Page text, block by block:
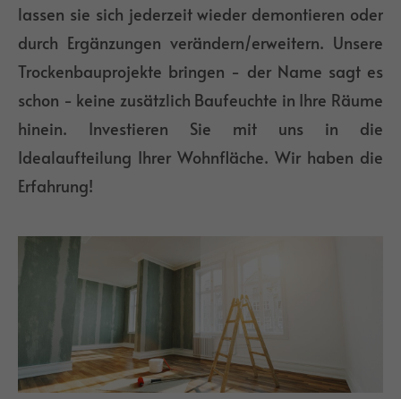
lassen sie sich jederzeit wieder demontieren oder
durch Ergänzungen verändern/erweitern. Unsere
Trockenbauprojekte bringen - der Name sagt es
schon - keine zusätzlich Baufeuchte in Ihre Räume
hinein. Investieren Sie mit uns in die
Idealaufteilung Ihrer Wohnfläche. Wir haben die
Erfahrung!